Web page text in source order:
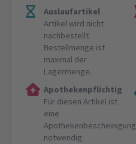
Auslaufartikel
Artikel wird nicht
nachbestellt.
Bestellmenge ist
maximal der
Lagermenge.
Apothekenpflichtig
Für diesen Artikel ist
eine
Apothekenbescheinigung
notwendig.